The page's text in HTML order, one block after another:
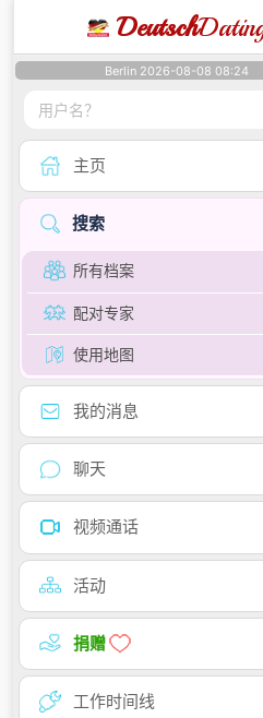
Deutsch
Berlin 2026-08-08 08:24
主页
搜索
所有档案
配对专家
使用地图
我的消息
聊天
视频通话
活动
捐赠
工作时间线